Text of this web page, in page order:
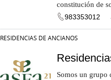
constitución de
983353012
RESIDENCIAS DE ANCIANOS
Somos un grupo